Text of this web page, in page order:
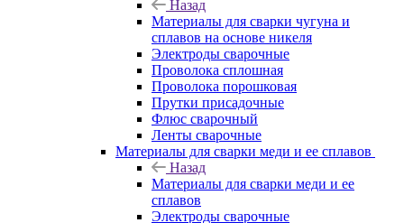
Назад
Материалы для сварки чугуна и
сплавов на основе никеля
Электроды сварочные
Проволока сплошная
Проволока порошковая
Прутки присадочные
Флюс сварочный
Ленты сварочные
Материалы для сварки меди и ее сплавов
Назад
Материалы для сварки меди и ее
сплавов
Электроды сварочные